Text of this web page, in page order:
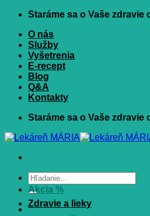
Skip
content
Staráme sa o Vaše zdravie
O nás
Služby
Vyšetrenia
E-recept
Blog
Q&A
Kontakty
Staráme sa o Vaše zdravie
Hľadať:
Akcia %
Zdravie a lieky